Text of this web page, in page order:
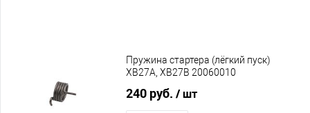
Пружина стартера (лёгкий пуск)
XB27A, XB27B 20060010
240 руб. / шт